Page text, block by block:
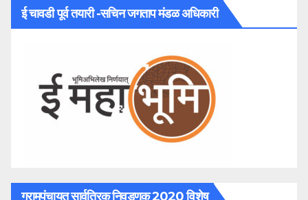
ई चावडी पूर्व तयारी -सचिन जगताप मंडळ अधिकारी
ग्रामपंचायत सार्वत्रिक निवडणूक 2020 विशेष